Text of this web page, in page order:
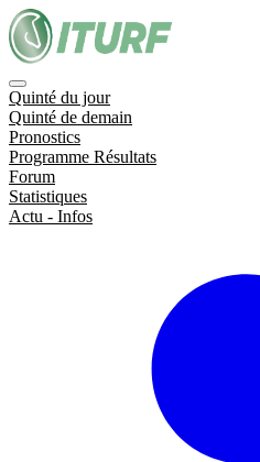
Quinté du jour
Quinté de demain
Pronostics
Programme Résultats
Forum
Statistiques
Actu - Infos